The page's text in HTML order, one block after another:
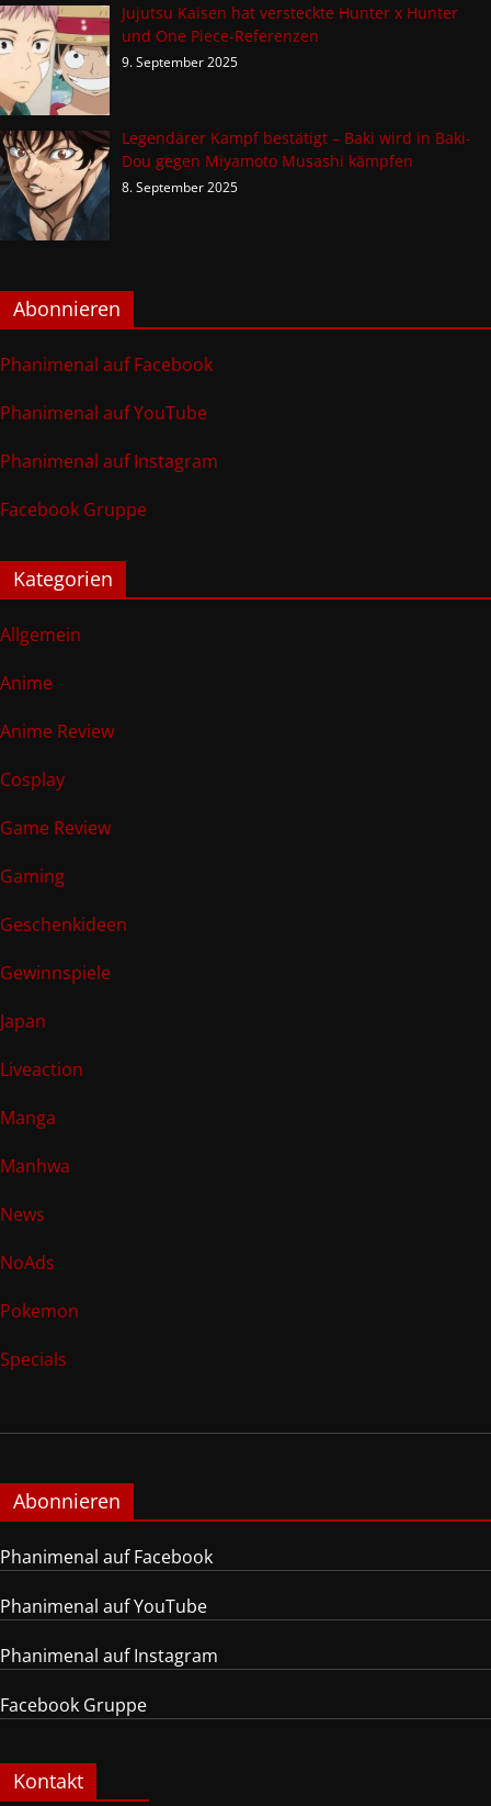
Jujutsu Kaisen hat versteckte Hunter x Hunter
und One Piece-Referenzen
9. September 2025
Legendärer Kampf bestätigt – Baki wird in Baki-
Dou gegen Miyamoto Musashi kämpfen
8. September 2025
Abonnieren
Phanimenal auf Facebook
Phanimenal auf YouTube
Phanimenal auf Instagram
Facebook Gruppe
Kategorien
Allgemein
Anime
Anime Review
Cosplay
Game Review
Gaming
Geschenkideen
Gewinnspiele
Japan
Liveaction
Manga
Manhwa
News
NoAds
Pokemon
Specials
Abonnieren
Phanimenal auf Facebook
Phanimenal auf YouTube
Phanimenal auf Instagram
Facebook Gruppe
Kontakt